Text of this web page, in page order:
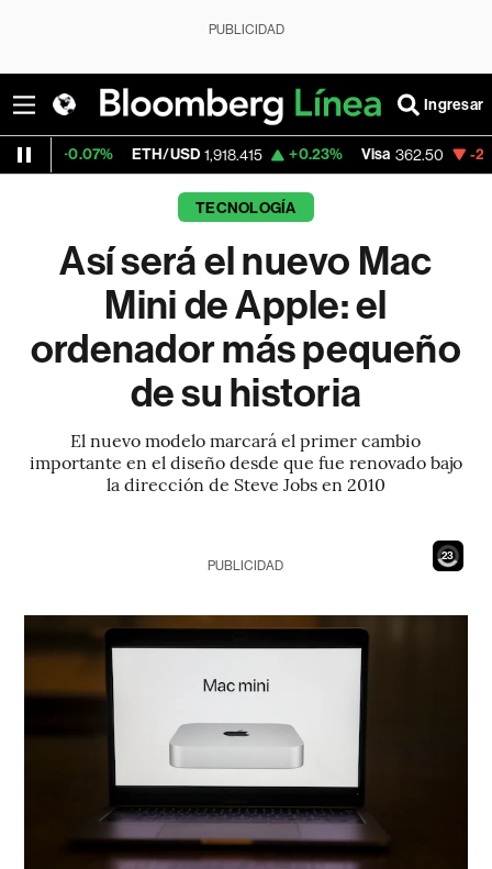
PUBLICIDAD
Ingresar
ETH/USD 1,918.415 +0.23% Visa 362.50 -2.15%
TECNOLOGÍA
Así será el nuevo Mac
Mini de Apple: el
ordenador más pequeño
de su historia
El nuevo modelo marcará el primer cambio
importante en el diseño desde que fue renovado bajo
la dirección de Steve Jobs en 2010
21
PUBLICIDAD